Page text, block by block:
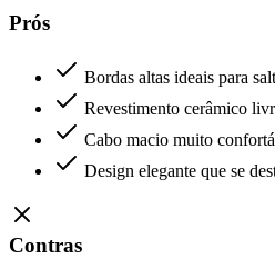
Prós
Bordas altas ideais para
Revestimento cerâmico
Cabo macio muito
Design elegante que se
Contras